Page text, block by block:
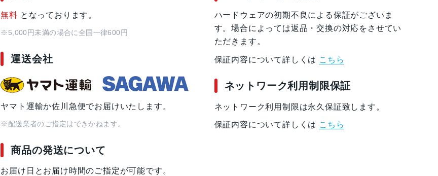
無料 となっております。
※5,000円未満の場合に全国一律600円
運送会社
ヤマト運輸か佐川急便でお届けいたします。
※配送業者のご指定はできかねます。
商品の発送について
お届け日とお届け時間のご指定が可能です。
ハードウェアの初期不良による保証がございま
す。場合によっては返品・交換の対応をさせてい
ただきます。
保証内容について詳しくは こちら
ネットワーク利用制限保証
ネットワーク利用制限は永久保証致します。
保証内容について詳しくは こちら